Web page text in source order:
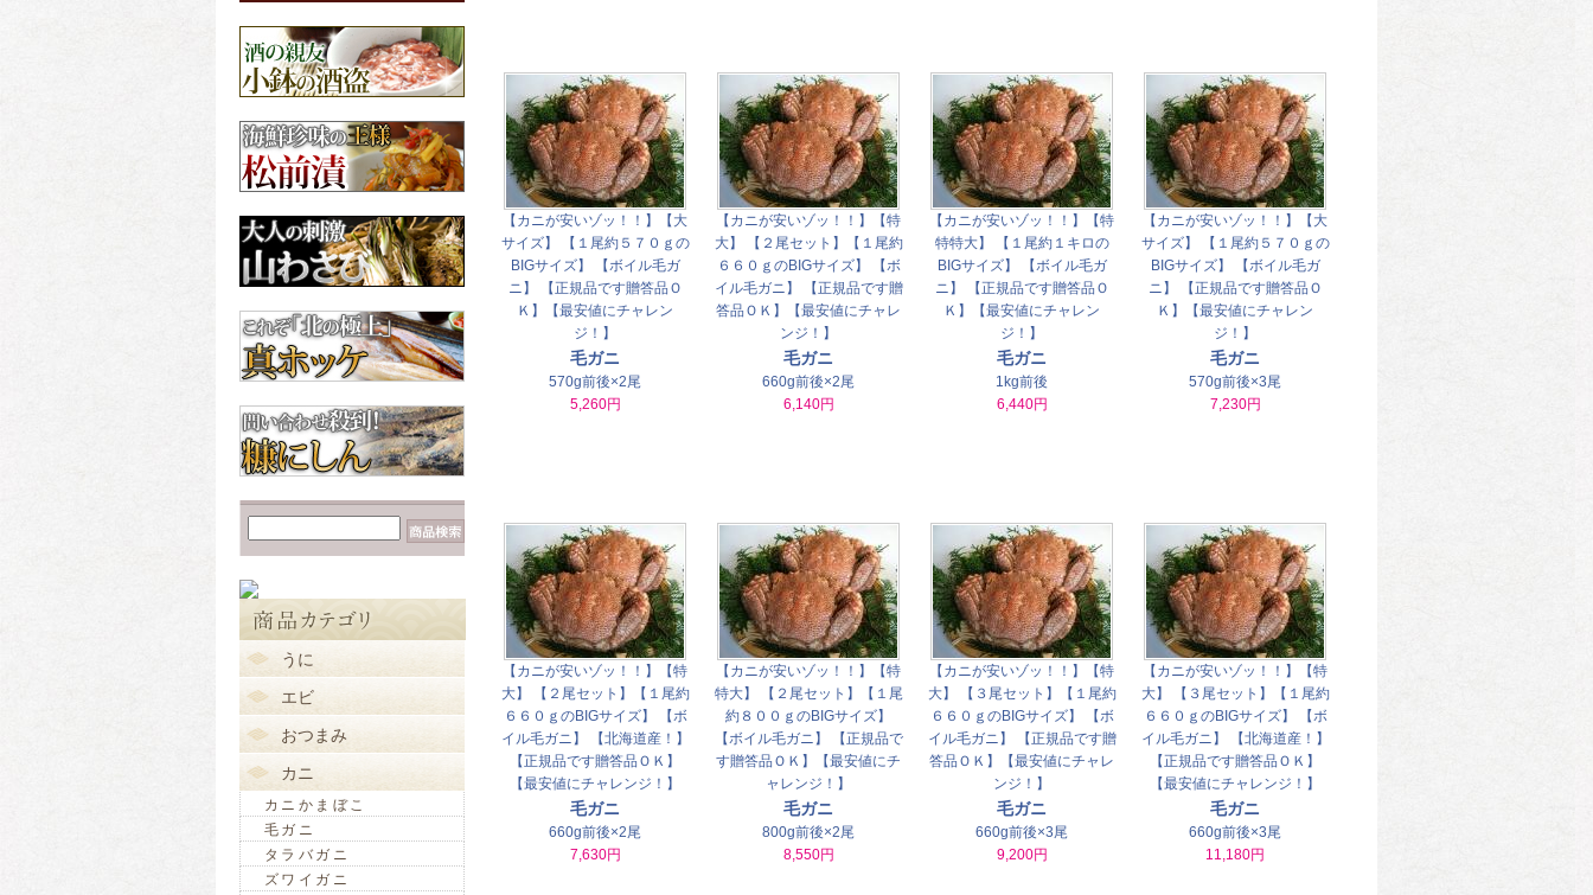
【カニが安いゾッ！！】【大
サイズ】 【１尾約５７０ｇの
BIGサイズ】 【ボイル毛ガ
ニ】 【正規品です贈答品Ｏ
Ｋ】【最安値にチャレン
ジ！】
毛ガニ
570g前後×2尾
5,260円
【カニが安いゾッ！！】【特
大】 【２尾セット】【１尾約
６６０ｇのBIGサイズ】 【ボ
イル毛ガニ】 【正規品です贈
答品ＯＫ】【最安値にチャレ
ンジ！】
毛ガニ
660g前後×2尾
6,140円
【カニが安いゾッ！！】【特
特特大】 【１尾約１キロの
BIGサイズ】 【ボイル毛ガ
ニ】 【正規品です贈答品Ｏ
Ｋ】【最安値にチャレン
ジ！】
毛ガニ
1kg前後
6,440円
【カニが安いゾッ！！】【大
サイズ】 【１尾約５７０ｇの
BIGサイズ】 【ボイル毛ガ
ニ】 【正規品です贈答品Ｏ
Ｋ】【最安値にチャレン
ジ！】
毛ガニ
570g前後×3尾
7,230円
【カニが安いゾッ！！】【特
大】 【２尾セット】【１尾約
６６０ｇのBIGサイズ】 【ボ
イル毛ガニ】 【北海道産！】
【正規品です贈答品ＯＫ】
【最安値にチャレンジ！】
毛ガニ
660g前後×2尾
7,630円
【カニが安いゾッ！！】【特
特大】 【２尾セット】【１尾
約８００ｇのBIGサイズ】
【ボイル毛ガニ】 【正規品で
す贈答品ＯＫ】【最安値にチ
ャレンジ！】
毛ガニ
800g前後×2尾
8,550円
【カニが安いゾッ！！】【特
大】 【３尾セット】【１尾約
６６０ｇのBIGサイズ】 【ボ
イル毛ガニ】 【正規品です贈
答品ＯＫ】【最安値にチャレ
ンジ！】
毛ガニ
660g前後×3尾
9,200円
【カニが安いゾッ！！】【特
大】 【３尾セット】【１尾約
６６０ｇのBIGサイズ】 【ボ
イル毛ガニ】 【北海道産！】
【正規品です贈答品ＯＫ】
【最安値にチャレンジ！】
毛ガニ
660g前後×3尾
11,180円
4,900円
【数の子だらけ☆】み
ちのく松前
3,600円
昆布
【カニが安いゾ
ッ！！】毛ガニ 660g前
後×2尾
6,960円
うに
エビ
おつまみ
カニ
カニかまぼこ
毛ガニ
タラバガニ
ズワイガニ